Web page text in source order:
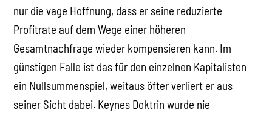
nur die vage Hoffnung, dass er seine reduzierte
Profitrate auf dem Wege einer höheren
Gesamtnachfrage wieder kompensieren kann. Im
günstigen Falle ist das für den einzelnen Kapitalisten
ein Nullsummenspiel, weitaus öfter verliert er aus
seiner Sicht dabei. Keynes Doktrin wurde nie